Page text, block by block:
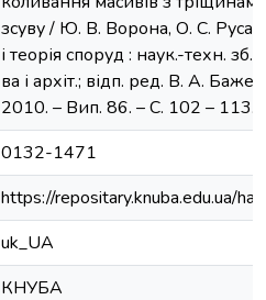
зсуву / Ю. В. Ворона, О. С.
і теорія споруд : наук.-техн.
ва і архіт.; відп. ред. В. А.
2010. – Вип. 86. – С. 102 – 113. –
0132-1471
https://repositary.knuba.edu.ua/
uk_UA
КНУБА